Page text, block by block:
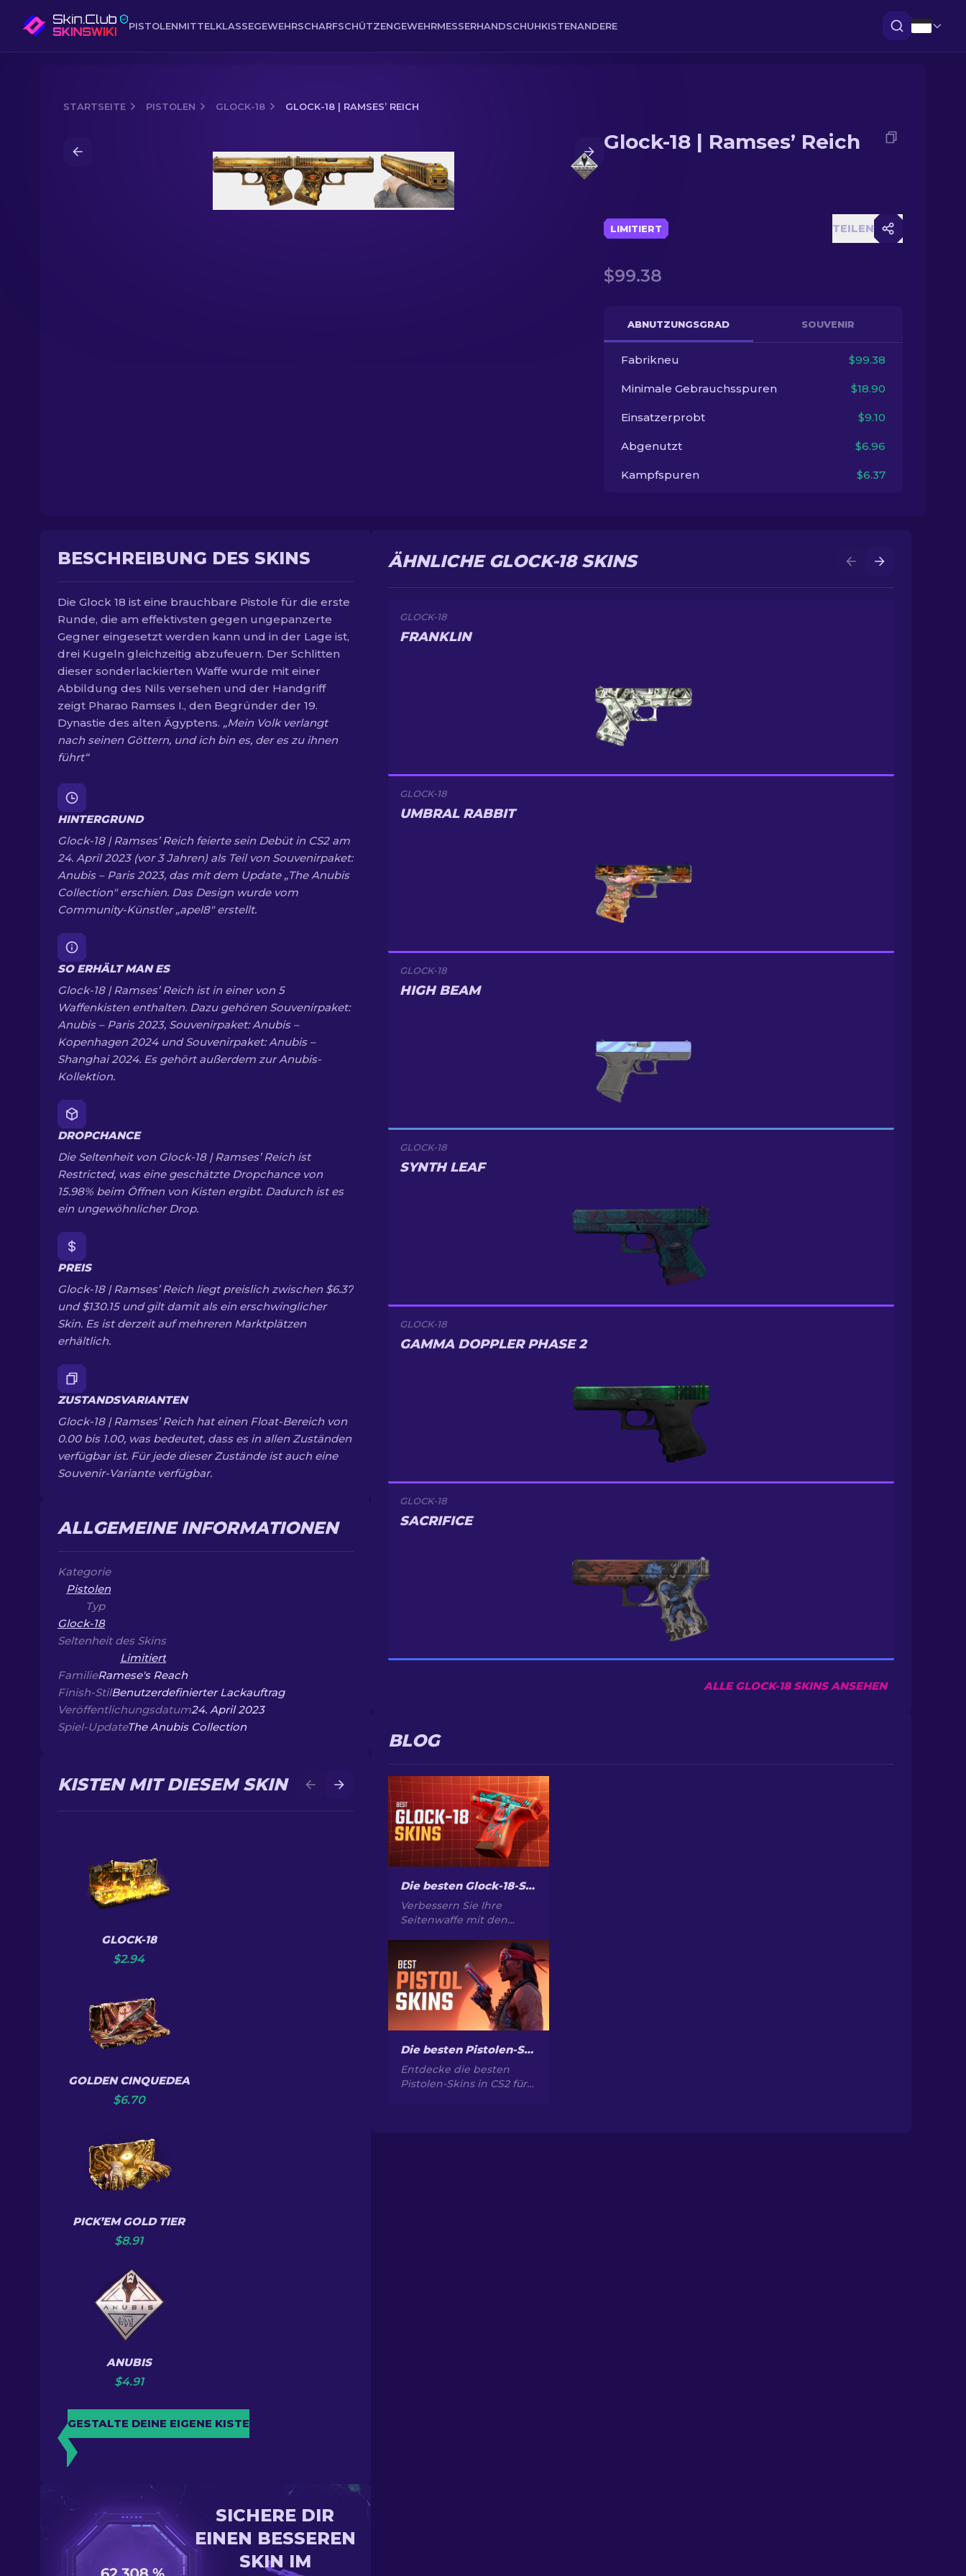
PISTOLENMITTELKLASSEGEWEHRSCHARFSCHÜTZENGEWEHRMESSERHANDSCHUHKISTENANDERE
STARTSEITE PISTOLEN GLOCK-18 GLOCK-18 | RAMSES’ REICH
Glock-18 | Ramses’ Reich
Glock-18 | Ramses’ Reich
LIMITIERT TEILEN
$99.38
ABNUTZUNGSGRAD SOUVENIR
Fabrikneu $99.38
Minimale Gebrauchsspuren $18.90
Einsatzerprobt $9.10
Abgenutzt $6.96
Kampfspuren $6.37
BESCHREIBUNG DES SKINS
Die Glock 18 ist eine brauchbare Pistole für die erste
Runde, die am effektivsten gegen ungepanzerte
Gegner eingesetzt werden kann und in der Lage ist,
drei Kugeln gleichzeitig abzufeuern. Der Schlitten
dieser sonderlackierten Waffe wurde mit einer
Abbildung des Nils versehen und der Handgriff
zeigt Pharao Ramses I., den Begründer der 19.
Dynastie des alten Ägyptens. „Mein Volk verlangt
nach seinen Göttern, und ich bin es, der es zu ihnen
führt“
HINTERGRUND
Glock-18 | Ramses’ Reich feierte sein Debüt in CS2 am
24. April 2023 (vor 3 Jahren) als Teil von Souvenirpaket:
Anubis – Paris 2023, das mit dem Update „The Anubis
Collection" erschien. Das Design wurde vom
Community-Künstler „apel8" erstellt.
SO ERHÄLT MAN ES
Glock-18 | Ramses’ Reich ist in einer von 5
Waffenkisten enthalten. Dazu gehören Souvenirpaket:
Anubis – Paris 2023, Souvenirpaket: Anubis –
Kopenhagen 2024 und Souvenirpaket: Anubis –
Shanghai 2024. Es gehört außerdem zur Anubis-
Kollektion.
DROPCHANCE
Die Seltenheit von Glock-18 | Ramses’ Reich ist
Restricted, was eine geschätzte Dropchance von
15.98% beim Öffnen von Kisten ergibt. Dadurch ist es
ein ungewöhnlicher Drop.
PREIS
Glock-18 | Ramses’ Reich liegt preislich zwischen $6.37
und $130.15 und gilt damit als ein erschwinglicher
Skin. Es ist derzeit auf mehreren Marktplätzen
erhältlich.
ZUSTANDSVARIANTEN
Glock-18 | Ramses’ Reich hat einen Float-Bereich von
0.00 bis 1.00, was bedeutet, dass es in allen Zuständen
verfügbar ist. Für jede dieser Zustände ist auch eine
Souvenir-Variante verfügbar.
ALLGEMEINE INFORMATIONEN
Kategorie
Pistolen
Typ
Glock-18
Seltenheit des Skins
Limitiert
FamilieRamese's Reach
Finish-StilBenutzerdefinierter Lackauftrag
Veröffentlichungsdatum24. April 2023
Spiel-UpdateThe Anubis Collection
KISTEN MIT DIESEM SKIN
GLOCK-18
$2.94
GOLDEN CINQUEDEA
$6.70
PICK’EM GOLD TIER
$8.91
ANUBIS
$4.91
GESTALTE DEINE EIGENE KISTE
SICHERE DIR
EINEN BESSEREN
SKIN IM
ÄHNLICHE GLOCK-18 SKINS
GLOCK-18
FRANKLIN
GLOCK-18
UMBRAL RABBIT
GLOCK-18
HIGH BEAM
GLOCK-18
SYNTH LEAF
GLOCK-18
GAMMA DOPPLER PHASE 2
GLOCK-18
SACRIFICE
ALLE GLOCK-18 SKINS ANSEHEN
BLOG
Die besten Glock-18-Skins in CS2: Vollständige Liste [2026]
Verbessern Sie Ihre
Seitenwaffe mit den
Erforschen Sie unsere
Rangliste, um die besten
kosmetischen
Verbesserungen für mehr
Stil und Flair zu
entdecken
Die besten Pistolen-Skins in CS2 [2026]
Entdecke die besten
Pistolen-Skins in CS2 für